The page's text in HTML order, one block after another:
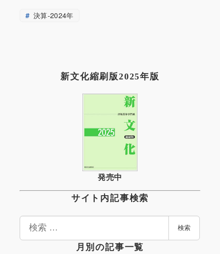
決算-2024年
新文化縮刷版2025年版
発売中
サイト内記事検索
検
検索
月別の記事一覧